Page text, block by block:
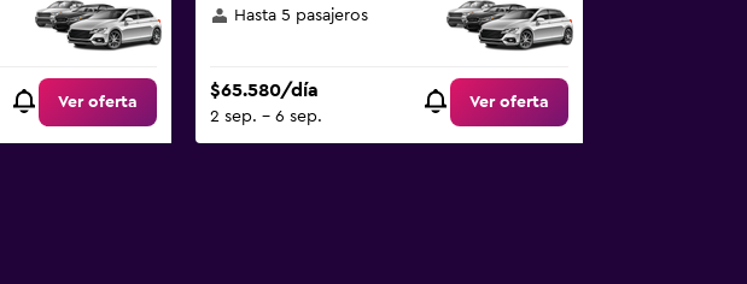
Ver oferta
Hasta 5 pasajeros
$65.580/día
2 sep. - 6 sep.
Ver oferta